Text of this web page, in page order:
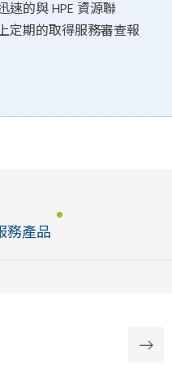
速的與 HPE 資源聯
定期的取得服務審查報
務產品